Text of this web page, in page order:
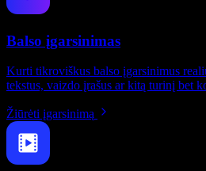
Balso įgarsinimas
Kurti tikroviškus balso įgarsinimus
tekstus, vaizdo įrašus ar kitą turinį bet
Žiūrėti įgarsinimą